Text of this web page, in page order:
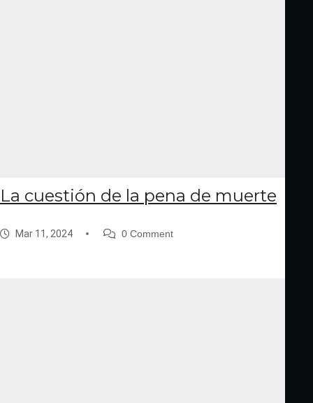
La cuestión de la pena de muerte
Mar 11, 2024 0 Comment